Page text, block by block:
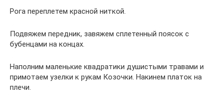
Рога переплетем красной ниткой.
Подвяжем передник, завяжем сплетенный поясок с
бубенцами на концах.
Наполним маленькие квадратики душистыми травами и
примотаем узелки к рукам Козочки. Накинем платок на
плечи.